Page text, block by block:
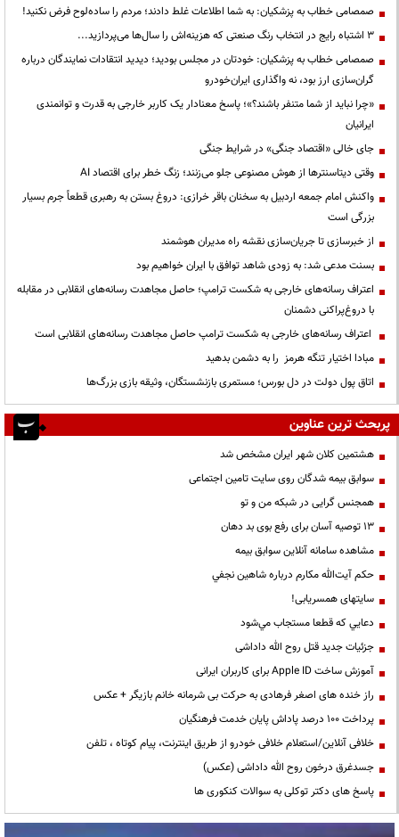
صمصامی خطاب به پزشکیان: به شما اطلاعات غلط دادند؛ مردم را ساده‌لوح فرض نکنید!
3 اشتباه رایج در انتخاب رنگ صنعتی که هزینه‌اش را سال‌ها می‌پردازید...
صمصامی خطاب به پزشکیان: خودتان در مجلس بودید؛ دیدید انتقادات نمایندگان درباره
گران‌سازی ارز بود، نه واگذاری ایران‌خودرو
«چرا نباید از شما متنفر باشند؟»؛ پاسخ معنادار یک کاربر خارجی به قدرت و توانمندی
ایرانیان
جای خالی «اقتصاد جنگی» در شرایط جنگی
وقتی دیتاسنترها از هوش مصنوعی جلو می‌زنند؛ زنگ خطر برای اقتصاد AI
واکنش امام جمعه اردبیل به سخنان باقر خرازی: دروغ بستن به رهبری قطعاً جرم بسیار
بزرگی است
از خبرسازی تا جریان‌سازی نقشه راه مدیران هوشمند
بسنت مدعی شد: به زودی شاهد توافق با ایران خواهیم بود
اعتراف رسانه‌های خارجی به شکست ترامپ؛ حاصل مجاهدت رسانه‌های انقلابی در مقابله
با دروغ‌پراکنی دشمنان
اعتراف رسانه‌های خارجی به شکست ترامپ حاصل مجاهدت رسانه‌های انقلابی است
مبادا اختیار تنگه هرمز را به دشمن بدهید
اتاق پول دولت در دل بورس؛ مستمری بازنشستگان، وثیقه بازی بزرگ‌ها
پربحث ترین عناوین
هشتمین کلان شهر ایران مشخص شد
سوابق بیمه شدگان روی سایت تامین اجتماعی
همجنس گرایی در شبکه من و تو
13 توصیه آسان برای رفع بوی بد دهان
مشاهده سامانه آنلاين سوابق بیمه
حكم آيت‌الله مكارم درباره شاهين نجفي
سایتهای همسریابی!
دعايي كه قطعا مستجاب مي‌شود
جزئیات جدید قتل روح الله داداشی
آموزش ساخت Apple ID برای کاربران ایرانی
راز خنده های اصغر فرهادی به حرکت بی شرمانه خانم بازیگر + عکس
پرداخت ۱۰۰ درصد پاداش پایان خدمت فرهنگیان
خلافی آنلاین/استعلام خلافی خودرو از طریق اینترنت، پیام کوتاه ، تلفن
جسدغرق درخون روح الله داداشی (عکس)
پاسخ های دکتر توکلی به سوالات کنکوری ها